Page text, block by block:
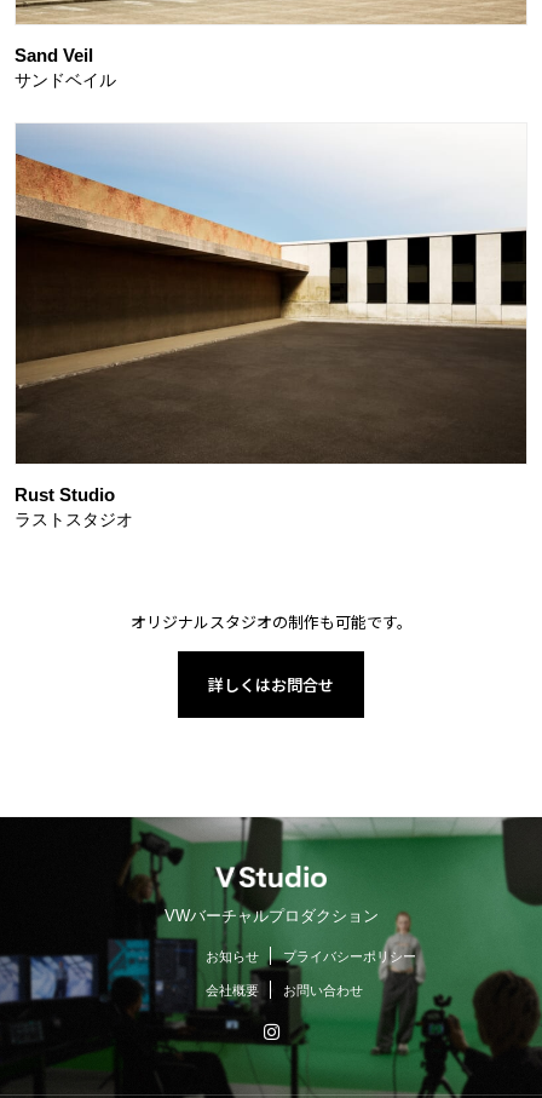
Sand Veil
サンドベイル
Rust Studio
ラストスタジオ
オリジナルスタジオの制作も可能です。
詳しくはお問合せ
VWバーチャルプロダクション
お知らせ プライバシーポリシー
会社概要 お問い合わせ